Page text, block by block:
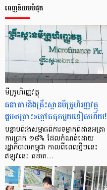
ពេញនិយមបំផុត
មីក្រូ​ហិរញ្ញវត្ថុ
ធនាគារ​និង​គ្រឹះស្ថាន​មីក្រូ​ហិរញ្ញវត្ថុ​
ជួប«គ្រោះ»ក្តៅ​គគុក​មួយ​ទៀត​ហើយ!
បន្ទាប់​ពី​រង​សម្ពាធ​​ពី​ការ​ទម្លាក់​ពិដាន​អត្រា​
ការ​ប្រាក់ ១៨​% ដែល​កំណត់​ដោយ​
រដ្ឋាភិបាល​កម្ពុជា កាល​ពី​ពេល​ថ្មីៗ​នេះ
ឥឡូវ​នេះ ធនាគ…